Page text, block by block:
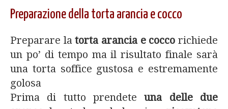
Preparazione della torta arancia e cocco
Preparare latorta arancia e cocco richiede
un po’ di tempo ma il risultato finale sarà
una torta soffice gustosa e estremamente
golosa
Prima di tutto prendeteuna delle due